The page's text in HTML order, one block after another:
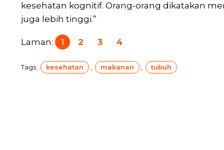
kesehatan kognitif. Orang-orang dikatakan
juga lebih tinggi.”
Laman: 1 2 3 4
Tags: kesehatan , makanan , tubuh